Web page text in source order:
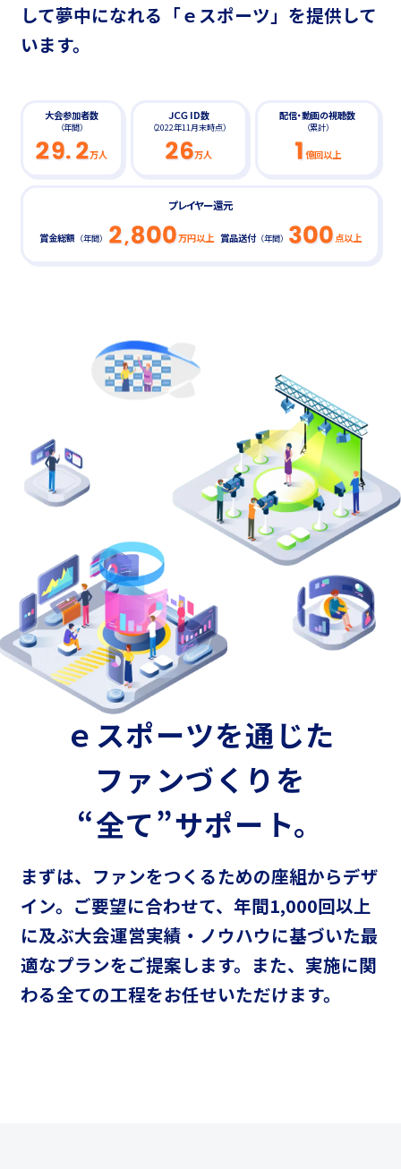
して夢中になれる「ｅスポーツ」を提供して
います。
大会参加者数
（年間）
万人
ＪＣＧ ID数
（2022年11月末時点）
万人
配信・動画の視聴数
（累計）
億回以上
プレイヤー還元
賞金総額 （年間） 万円以上 賞品送付（年間） 点以上
ｅスポーツを通じた
ファンづくりを
“全て”サポート。
まずは、ファンをつくるための座組からデザ
イン。 ご要望に合わせて、年間1,000回以上
に及ぶ大会運営実績・ノウハウに基づいた最
適なプランをご提案します。 また、実施に関
わる全ての工程をお任せいただけます。